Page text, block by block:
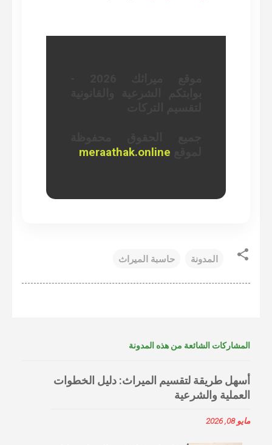
meraathak.online
المدونة حاسبة الميراث
المشاركات الشائعة من هذه المدونة
أسهل طريقة لتقسيم الميراث: دليل الخطوات
العملية والشرعية
مايو 08, 2026